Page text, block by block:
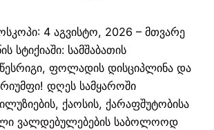
4 აგვისტო, 2026 – მთვარე
სტიქიაში: სამშაბათის
ფოლადის დისციპლინა და
დღეს სამყაროში
ქაოსის, ქარაფშუტობისა
ვალდებულებების საბოლოოდ